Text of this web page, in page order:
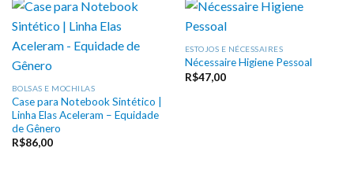
BOLSAS E MOCHILAS
Case para Notebook Sintético |
Linha Elas Aceleram – Equidade
de Gênero
R$86,00
ESTOJOS E NÉCESSAIRES
Nécessaire Higiene Pessoal
R$47,00